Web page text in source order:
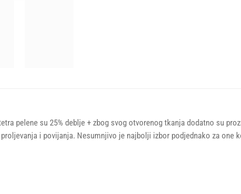
pelene su 25% deblje + zbog svog otvorenog tkanja dodatno su
i povijanja. Nesumnjivo je najbolji izbor podjednako za one